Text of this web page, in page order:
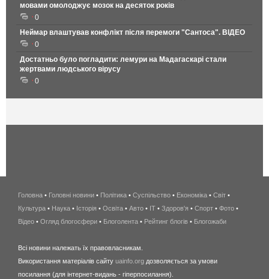
мовами омолоджує мозок на десяток років
0
Неймар влаштував конфлікт після перемоги "Сантоса". ВІДЕО
0
Достатньо було погладити: лемури на Мадагаскарі стали
жертвами людського вірусу
0
беспроводной
интернет
киев
wimax
Головна • Головні новини • Політика • Суспільство • Економіка • Світ •
Культура • Наука • Історія • Освіта • Авто • IT • Здоров'я • Спорт • Фото •
Відео • Огляд блогосфери • Блоголента • Рейтинг блогів • Блогожаби
Всі новини належать їх правовласникам.
Використання матеріалів сайту uainfo.org дозволяється за умови
посилання (для інтернет-видань - гіперпосилання).